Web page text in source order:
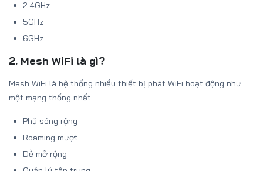
2.4GHz
5GHz
6GHz
2. Mesh WiFi là gì?
Mesh WiFi là hệ thống nhiều thiết bị phát WiFi hoạt động như
một mạng thống nhất.
Phủ sóng rộng
Roaming mượt
Dễ mở rộng